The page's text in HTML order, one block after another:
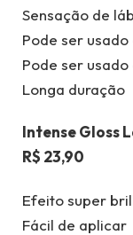
Sensação de
Pode ser
Pode ser
Longa duração
Intense Gloss
R$ 23,90
Efeito super
Fácil de aplicar